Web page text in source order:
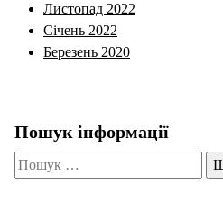
Листопад 2022
Січень 2022
Березень 2020
Пошук інформації
Пошук: